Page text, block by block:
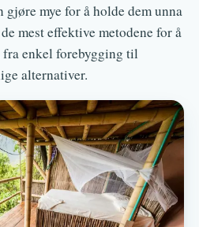
gjøre mye for å holde dem unna
mest effektive metodene for å
enkel forebygging til
alternativer.